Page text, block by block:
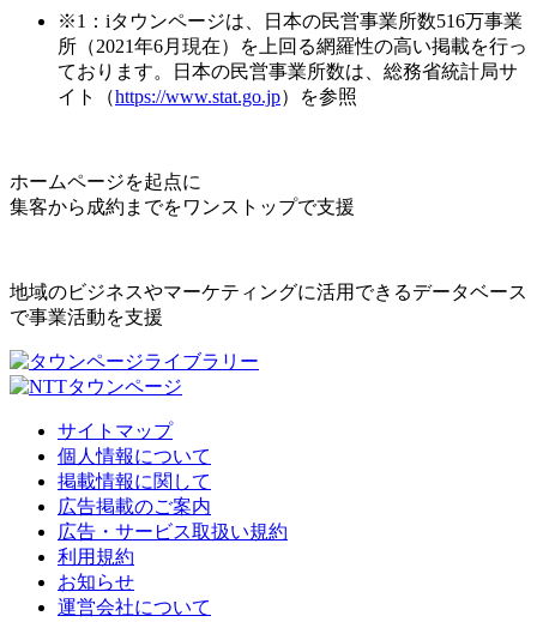
※1：iタウンページは、日本の民営事業所数516万事業
所（2021年6月現在）を上回る網羅性の高い掲載を行っ
ております。日本の民営事業所数は、総務省統計局サ
イト（https://www.stat.go.jp）を参照
ホームページを起点に
集客から成約までをワンストップで支援
地域のビジネスやマーケティングに活用できるデータベース
で事業活動を支援
サイトマップ
個人情報について
掲載情報に関して
広告掲載のご案内
広告・サービス取扱い規約
利用規約
お知らせ
運営会社について